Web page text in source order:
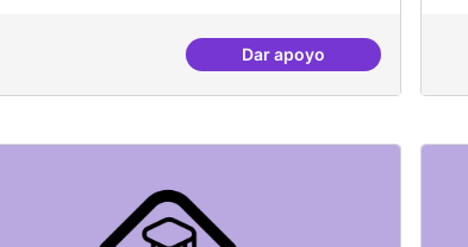
Dar apoyoFormacions en la